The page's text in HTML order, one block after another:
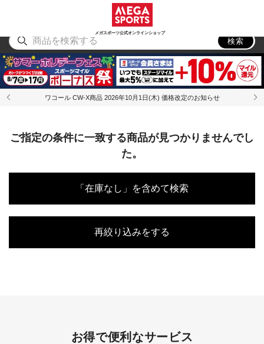
メガスポーツ公式オンラインショップ
アウトドア
検索
ワコール CW-X商品 2026年10月1日(木) 価格改定のお知らせ
ご指定の条件に一致する商品が見つかりませんでし
た。
「在庫なし」を含めて検索
再絞り込みをする
お得で便利なサービス